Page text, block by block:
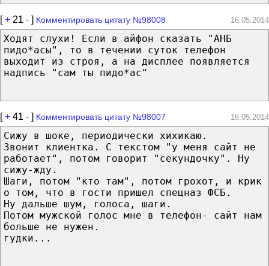
[+ 21 - ] Комментировать цитату №98008 16.05.2014
Ходят слухи! Если в айфон сказать "АНБ
пидо*асы", то в течении суток телефон
выходит из строя, а на дисплее появляется
надпись "сам ты пидо*ас"
[+ 41 - ] Комментировать цитату №98007 16.05.2014
Сижу в шоке, периодически хихикаю.
Звонит клиентка. С текстом "у меня сайт не
работает", потом говорит "секундочку". Ну
сижу-жду.
Шаги, потом "кто там", потом грохот, и крик
о том, что в гости пришел спецназ ФСБ.
Ну дальше шум, голоса, шаги.
Потом мужской голос мне в телефон- сайт нам
больше не нужен.
гудки...